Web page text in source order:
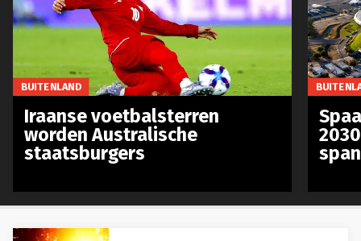
BUITENLAND
Iraanse voetbalsterren
worden Australische
staatsburgers